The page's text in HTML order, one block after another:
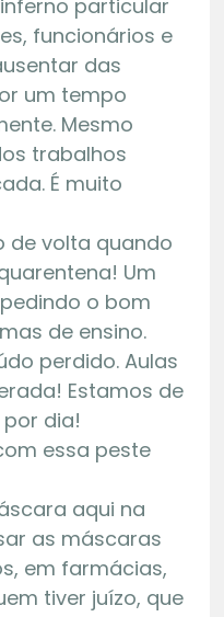
particular
funcionários e
das
um tempo
Mesmo
trabalhos
É muito
de volta quando
Um
o bom
de ensino.
perdido. Aulas
Estamos de
dia!
essa peste
aqui na
as máscaras
em farmácias,
tiver juízo, que